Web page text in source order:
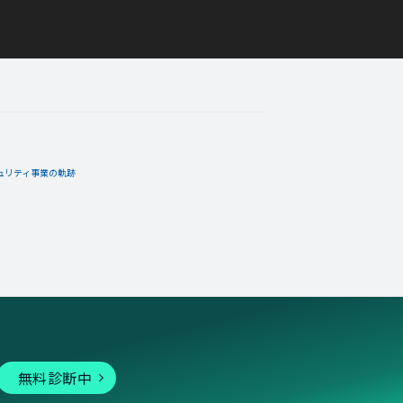
リティ事業の軌跡
無料診断中